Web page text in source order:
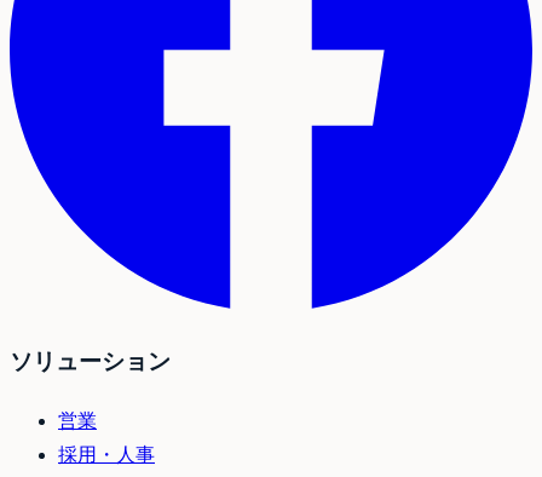
ソリューション
営業
採用・人事